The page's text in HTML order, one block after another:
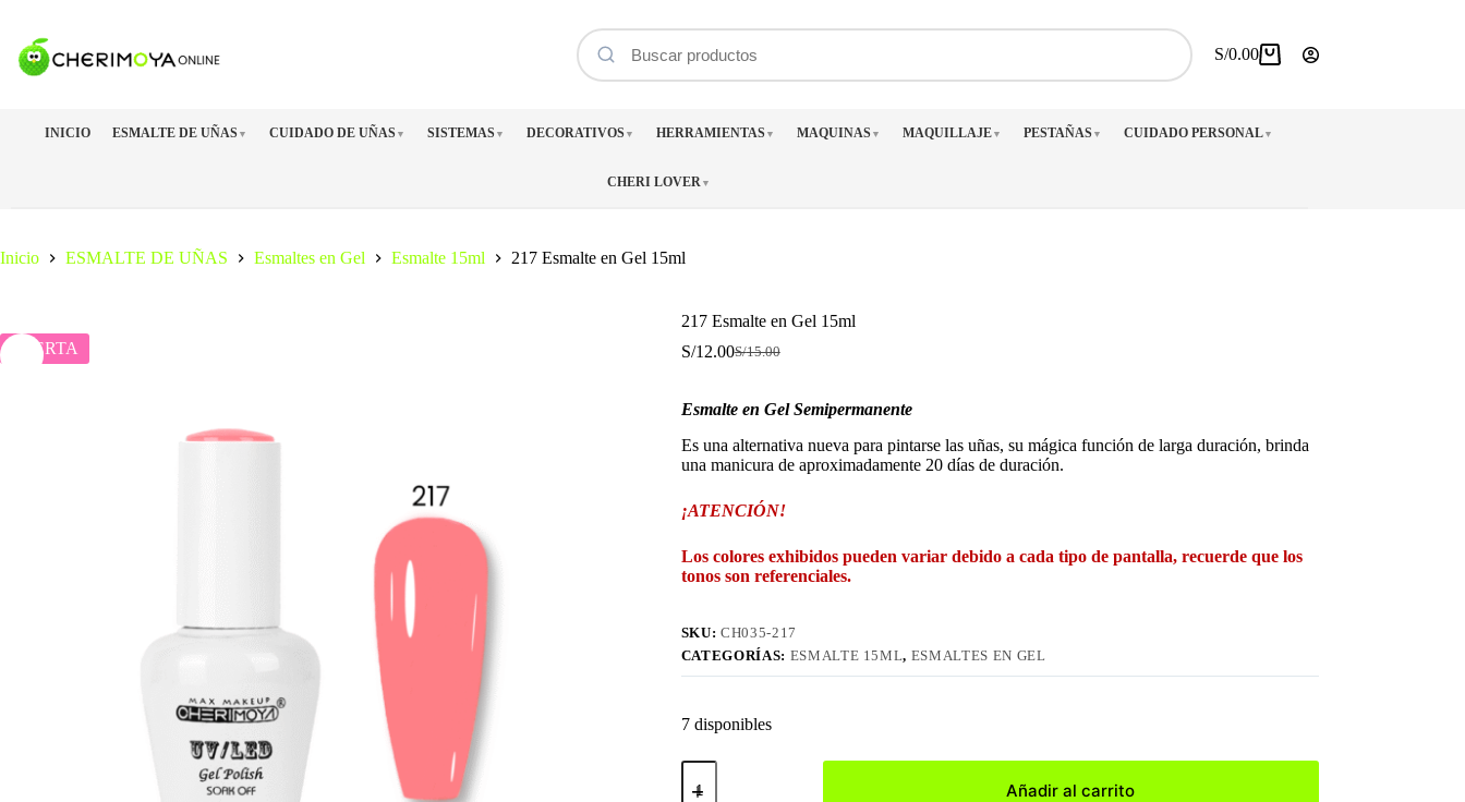
contenido
Carro
S/0.00
INICIO ESMALTE DE UÑAS ▼ CUIDADO DE UÑAS ▼ SISTEMAS ▼ DECORATIVOS ▼ HERRAMIENTAS ▼ MAQUINAS ▼ MAQUILLAJE ▼ PESTAÑAS ▼ CUIDADO PERSONAL ▼
CHERI LOVER ▼
Inicio ESMALTE DE UÑAS Esmaltes en Gel Esmalte 15ml 217 Esmalte en Gel 15ml
OFERTA
217 Esmalte en Gel 15ml
S/15.00
El
original
era:
S/15.00.
S/12.00El
actual
es:
S/12.00.
Esmalte en Gel Semipermanente
Es una alternativa nueva para pintarse las uñas, su mágica función de larga duración, brinda
una manicura de aproximadamente 20 días de duración.
¡ATENCIÓN!
Los colores exhibidos pueden variar debido a cada tipo de pantalla, recuerde que los
tonos son referenciales.
SKU:CH035-217
CATEGORÍAS: ESMALTE 15ML, ESMALTES EN GEL
7 disponibles
217
Esmalte
Añadir al carrito